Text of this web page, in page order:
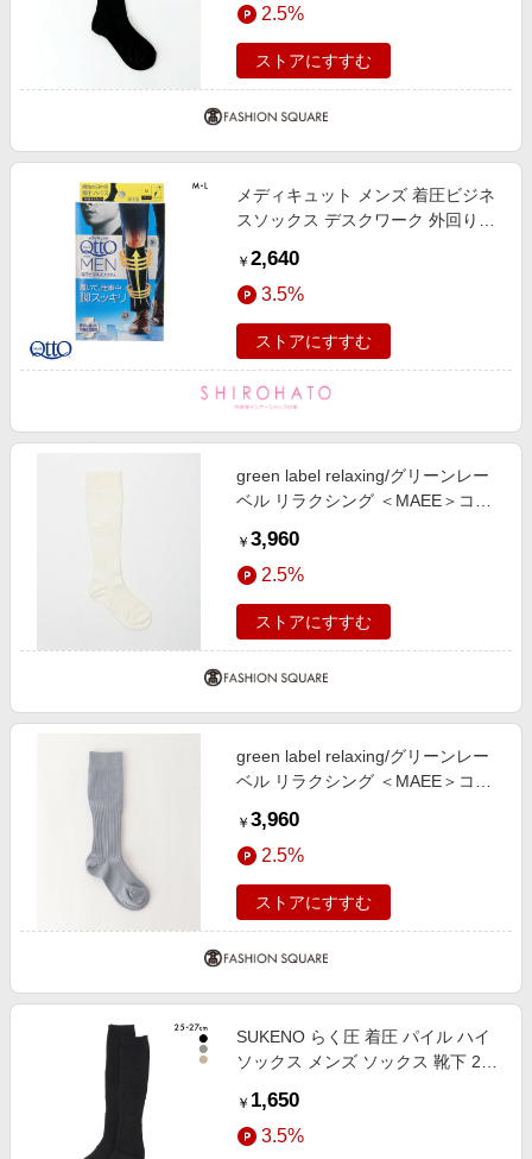
FREE2.5%
ストアにすすむ
メディキュット メンズ 着圧ビジネ
スソックス デスクワーク 外回り
￥ 2,640
3.5%
ストアにすすむ
green label relaxing/グリーンレー
ベル リラクシング ＜MAEE＞コン
ブ）/ 着圧ソックス / 靴下 WHITE
FREE
￥ 3,960
2.5%
ストアにすすむ
green label relaxing/グリーンレー
ベル リラクシング ＜MAEE＞コン
ブ）/ 着圧ソックス / 靴下 LT. BLUE
23cm-25cm(M)
￥ 3,960
2.5%
ストアにすすむ
SUKENO らく圧 着圧 パイル ハイ
ソックス メンズ ソックス 靴下 25-
￥ 1,650
3.5%